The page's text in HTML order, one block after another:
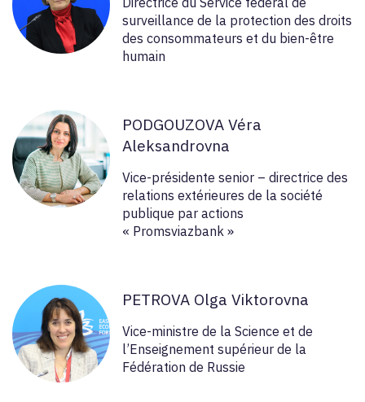
surveillance de la protection des droits
des consommateurs et du bien-être
humain
PODGOUZOVA Véra
Aleksandrovna
Vice-présidente senior – directrice des
relations extérieures de la société
publique par actions
« Promsviazbank »
PETROVA Olga Viktorovna
Vice-ministre de la Science et de
l’Enseignement supérieur de la
Fédération de Russie